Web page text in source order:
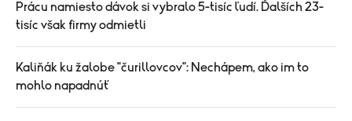
Prácu namiesto dávok si vybralo 5-tisíc ľudí. Ďalších 23-
tisíc však firmy odmietli
Kaliňák ku žalobe "čurillovcov": Nechápem, ako im to
mohlo napadnúť